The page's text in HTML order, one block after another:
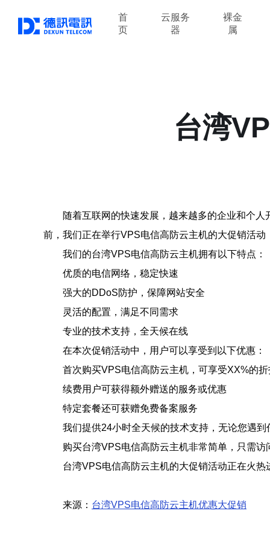
首
页
云服务
器
裸金
属
台湾
随着互联网的快速发展，越来越多的企业和个
前，我们正在举行VPS电信高防云主机的大促销活
我们的台湾VPS电信高防云主机拥有以下特点：
优质的电信网络，稳定快速
强大的DDoS防护，保障网站安全
灵活的配置，满足不同需求
专业的技术支持，全天候在线
在本次促销活动中，用户可以享受到以下优惠：
首次购买VPS电信高防云主机，可享受XX%的折
续费用户可获得额外赠送的服务或优惠
特定套餐还可获赠免费备案服务
我们提供24小时全天候的技术支持，无论您遇
购买台湾VPS电信高防云主机非常简单，只需
台湾VPS电信高防云主机的大促销活动正在火
来源： 台湾VPS电信高防云主机优惠大促销